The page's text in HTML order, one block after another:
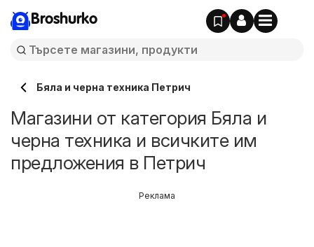
Broshurko
Бяла и черна техника Петрич
Магазини от категория Бяла и
черна техника и всичките им
предложения в Петрич
Реклама